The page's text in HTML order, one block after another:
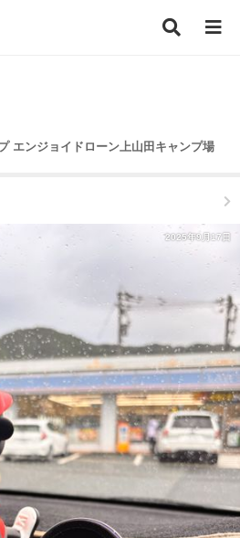
エンジョイドローン上山田キャンプ場
2025年9月17日